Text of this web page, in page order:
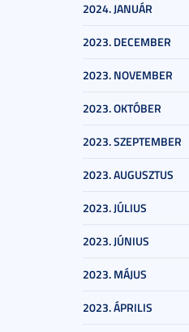
2024. JANUÁR
2023. DECEMBER
2023. NOVEMBER
2023. OKTÓBER
2023. SZEPTEMBER
2023. AUGUSZTUS
2023. JÚLIUS
2023. JÚNIUS
2023. MÁJUS
2023. ÁPRILIS